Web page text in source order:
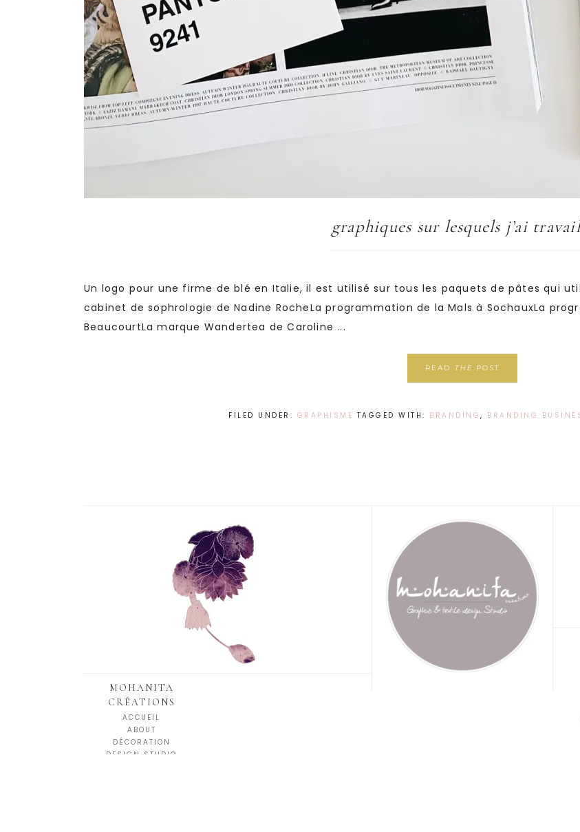
graphiques sur lesquels j’ai
Un logo pour une firme de blé en Italie, il est utilisé sur tous les paquets de pâtes qui
cabinet de sophrologie de Nadine RocheLa programmation de la Mals à SochauxLa
BeaucourtLa marque Wandertea de Caroline ...
READ THE POST
FILED UNDER: GRAPHISME TAGGED WITH: BRANDING , BRANDING
MOHANITA
CRÉATIONS
ACCUEIL
ABOUT
DÉCORATION
DESIGN STUDIO